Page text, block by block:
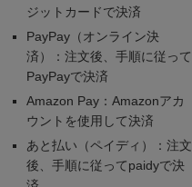
ジットカードで決済
PayPay（オンライン決
済）：注文後、手順に従って
PayPayで決済
Amazon Pay：Amazonアカ
ウントを使用して決済
あと払い（ペイディ）：注文
後、手順に従ってpaidyで決